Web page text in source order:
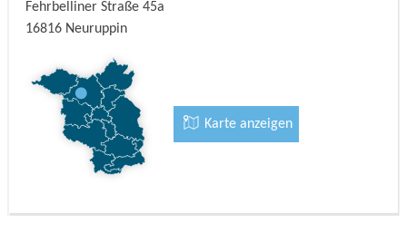
Fehrbelliner Straße 45a
16816 Neuruppin
Karte anzeigen